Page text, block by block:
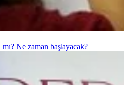
Ne zaman başlayacak?